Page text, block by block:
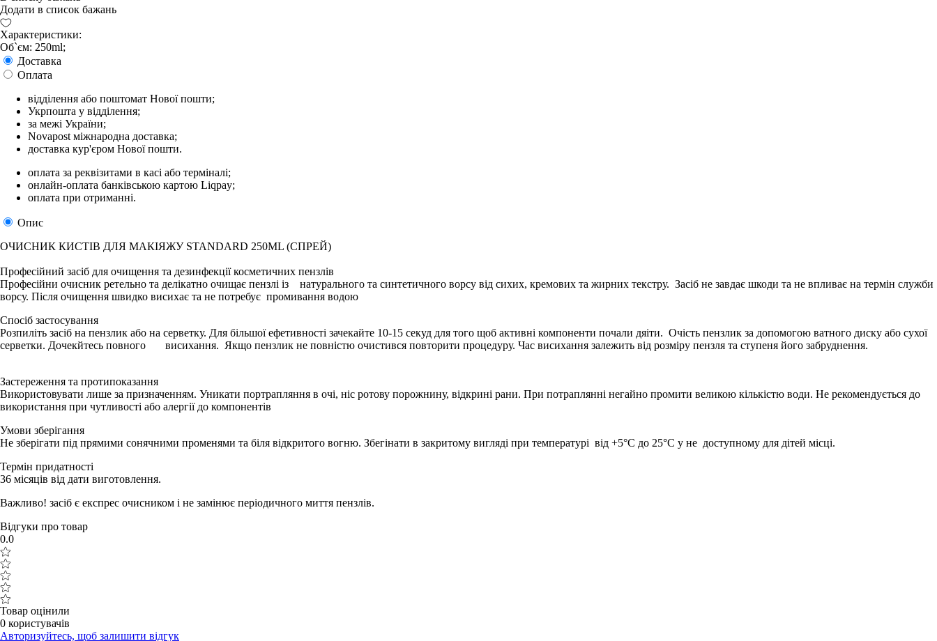
Додати в список бажань
Характеристики:
Об`єм: 250ml;
Доставка
Оплата
відділення або поштомат Нової пошти;
Укрпошта у відділення;
за межі України;
Novapost міжнародна доставка;
доставка кур'єром Нової пошти.
оплата за реквізитами в касі або терміналі;
онлайн-оплата банківською картою Liqpay;
оплата при отриманні.
Опис
ОЧИСНИК КИСТІВ ДЛЯ МАКІЯЖУ STANDARD 250ML (СПРЕЙ)
Професійний засіб для очищення та дезинфекції косметичних пензлів
Професійни очисник ретельно та делікатно очищає пензлі із натурального та синтетичного ворсу від сихих, кремових та жирних текстру. Засіб не завдає шкоди та не впливає на термін служби
ворсу. Після очищення швидко висихає та не потребує промивання водою
Спосіб застосування
Розпиліть засіб на пензлик або на серветку. Для більшої ефетивності зачекайте 10-15 секуд для того щоб активні компоненти почали дяіти. Очість пензлик за допомогою ватного диску або сухої
серветки. Дочекйтесь повного висихання. Якщо пензлик не повністю очистився повторити процедуру. Час висихання залежить від розміру пензля та ступеня його забруднення.
Застереження та протипоказання
Використовувати лише за призначенням. Уникати портрапляння в очі, ніс ротову порожнину, відкрині рани. При потраплянні негайно промити великою кількістю води. Не рекомендується до
використання при чутливості або алергії до компонентів
Умови зберігання
Не зберігати під прямими сонячними променями та біля відкритого вогню. Збегінати в закритому вигляді при температурі від +5°C до 25°C у не доступному для дітей місці.
Термін придатності
36 місяців від дати виготовлення.
Важливо! засіб є експрес очисником і не замінює періодичного миття пензлів.
Відгуки про товар
0.0
Товар оцінили
0 користувачів
Авторизуйтесь, щоб залишити відгук